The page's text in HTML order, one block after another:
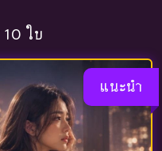
ใบ
แนะนำ